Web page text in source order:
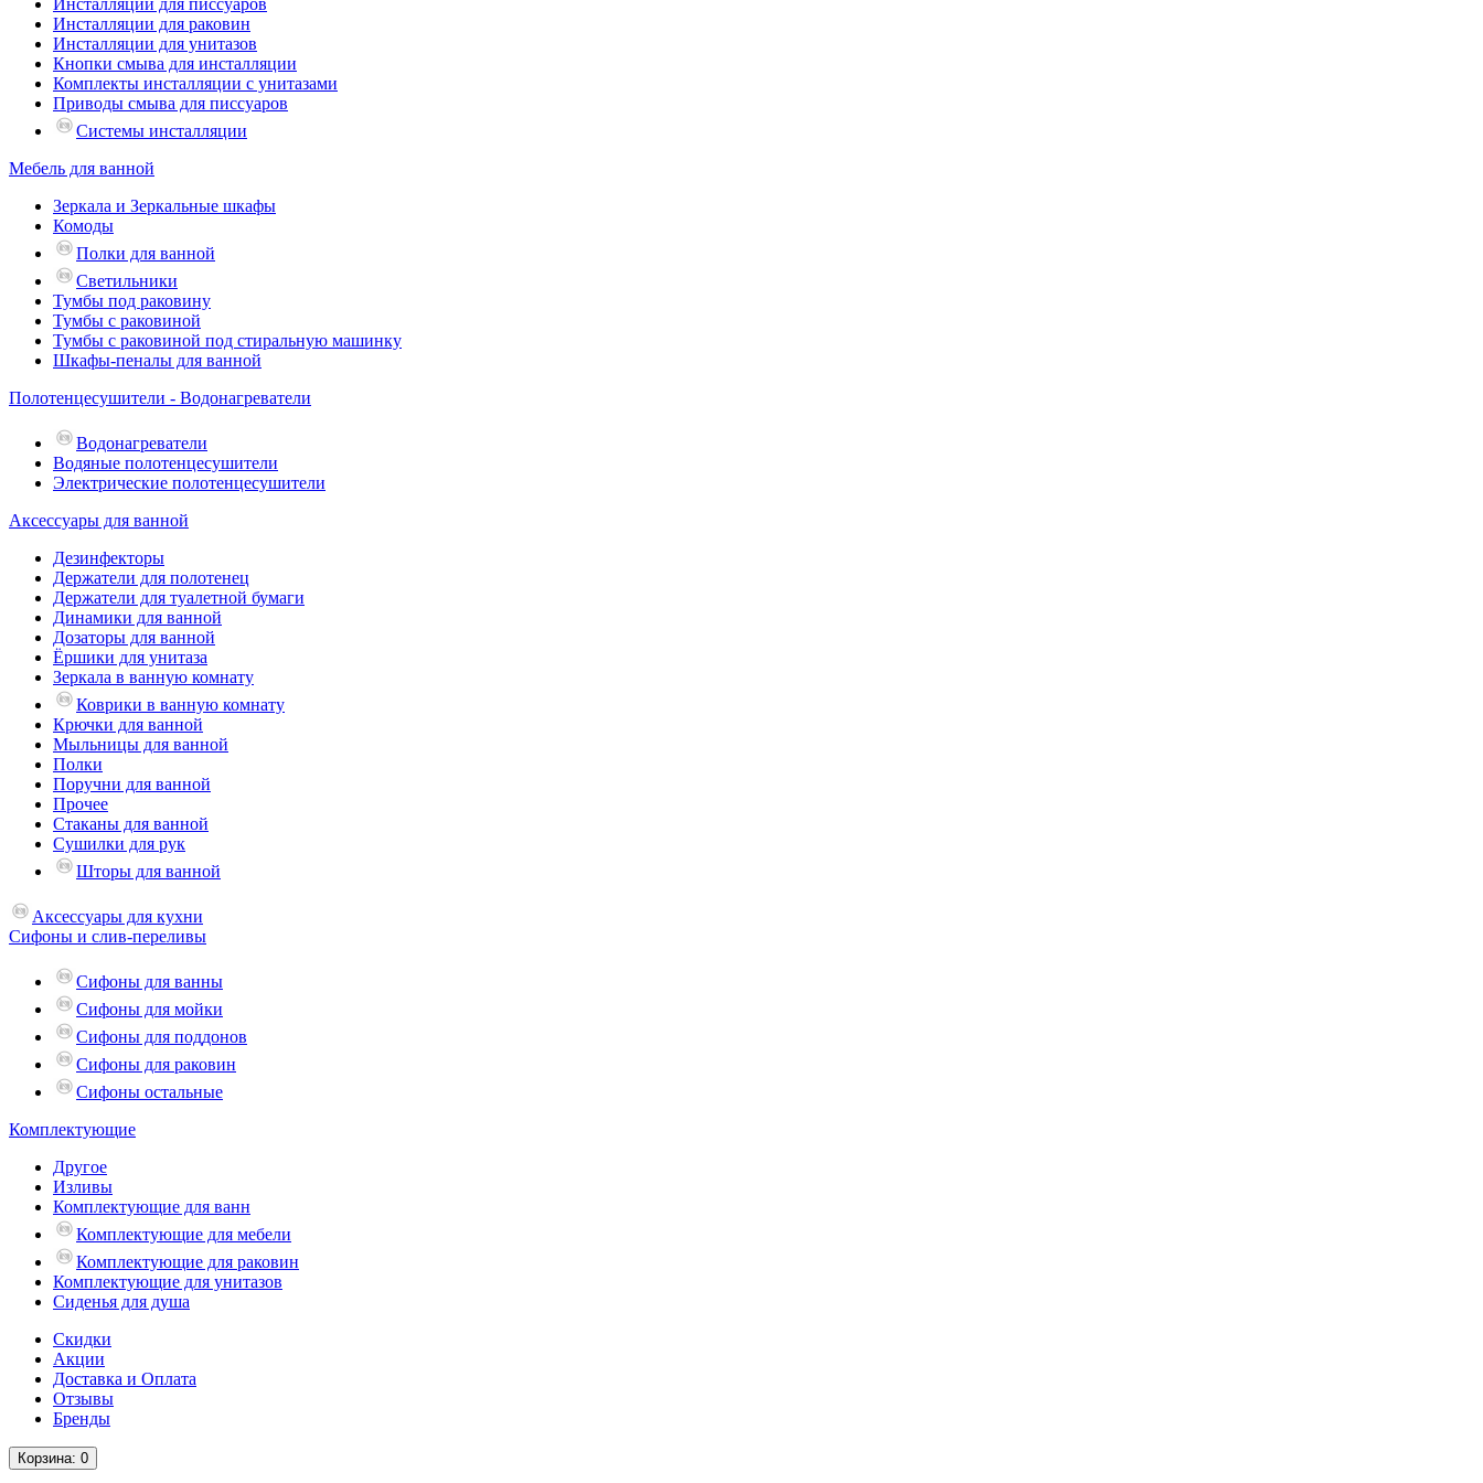
Инсталляции для писсуаров
Инсталляции для раковин
Инсталляции для унитазов
Кнопки смыва для инсталляции
Комплекты инсталляции с унитазами
Приводы смыва для писсуаров
Системы инсталляции
Мебель для ванной
Зеркала и Зеркальные шкафы
Комоды
Полки для ванной
Светильники
Тумбы под раковину
Тумбы с раковиной
Тумбы с раковиной под стиральную машинку
Шкафы-пеналы для ванной
Полотенцесушители - Водонагреватели
Водонагреватели
Водяные полотенцесушители
Электрические полотенцесушители
Аксессуары для ванной
Дезинфекторы
Держатели для полотенец
Держатели для туалетной бумаги
Динамики для ванной
Дозаторы для ванной
Ёршики для унитаза
Зеркала в ванную комнату
Коврики в ванную комнату
Крючки для ванной
Мыльницы для ванной
Полки
Поручни для ванной
Прочее
Стаканы для ванной
Сушилки для рук
Шторы для ванной
Аксессуары для кухни
Сифоны и слив-переливы
Сифоны для ванны
Сифоны для мойки
Сифоны для поддонов
Сифоны для раковин
Сифоны остальные
Комплектующие
Другое
Изливы
Комплектующие для ванн
Комплектующие для мебели
Комплектующие для раковин
Комплектующие для унитазов
Сиденья для душа
Скидки
Акции
Доставка и Оплата
Отзывы
Бренды
Корзина: 0